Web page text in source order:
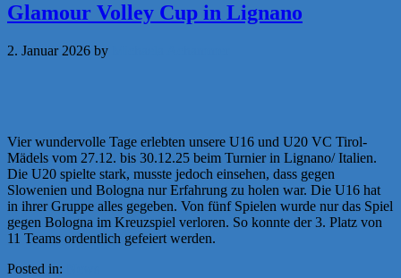
Glamour Volley Cup in Lignano
2. Januar 2026 by
Vier wundervolle Tage erlebten unsere U16 und U20 VC Tirol-
Mädels vom 27.12. bis 30.12.25 beim Turnier in Lignano/ Italien.
Die U20 spielte stark, musste jedoch einsehen, dass gegen
Slowenien und Bologna nur Erfahrung zu holen war. Die U16 hat
in ihrer Gruppe alles gegeben. Von fünf Spielen wurde nur das Spiel
gegen Bologna im Kreuzspiel verloren. So konnte der 3. Platz von
11 Teams ordentlich gefeiert werden.
Posted in: